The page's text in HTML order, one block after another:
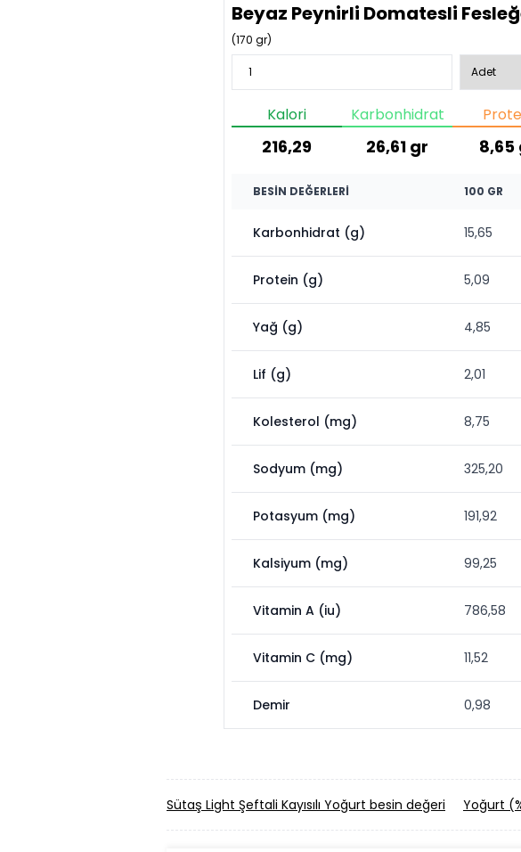
Beyaz Peynirli Domatesli
(170 gr)
Kalori
216,29
Karbonhidrat
26,61 gr 8,65
BESIN DEĞERLERI 100 GR
Karbonhidrat (g) 15,65
Protein (g) 5,09
Yağ (g) 4,85
Lif (g) 2,01
Kolesterol (mg) 8,75
Sodyum (mg) 325,20
Potasyum (mg) 191,92
Kalsiyum (mg) 99,25
Vitamin A (iu) 786,58
Vitamin C (mg) 11,52
Demir 0,98
Sütaş Light Şeftali Kayısılı Yoğurt besin değeri Yoğurt